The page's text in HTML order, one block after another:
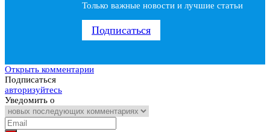
Только важные новости и лучшие статьи
Подписаться
Открыть комментарии
Подписаться
авторизуйтесь
Уведомить о